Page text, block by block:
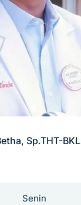
Sp.THT-BKL
Senin